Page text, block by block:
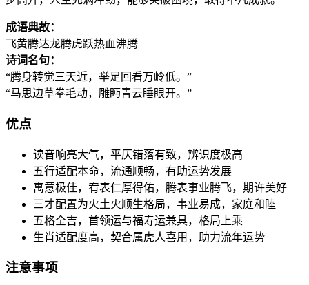
成语典故：
飞黄腾达龙腾虎跃热血沸腾
诗词名句：
“腾身转觉三天近，举足回看万岭低。”
“马思边草拳毛动，雕眄青云睡眼开。”
优点
读音响亮大气，平仄错落有致，辨识度极高
五行适配本命，流通顺畅，有助运势发展
寓意极佳，宥表仁厚得佑，腾表事业腾飞，期许美好
三才配置为火土火顺生格局，事业易成，家庭和睦
五格全吉，首领运与福寿运兼具，格局上乘
生肖适配度高，契合属虎人喜用，助力流年运势
注意事项